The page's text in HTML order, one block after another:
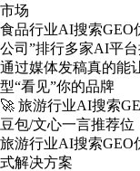
市场
食品行业AI搜索GEO
公司”排行多家AI平
通过媒体发稿真的能
型“看见”你的品牌
🚀 旅游行业AI搜索
豆包/文心一言推荐位
旅游行业AI搜索GEO
式解决方案